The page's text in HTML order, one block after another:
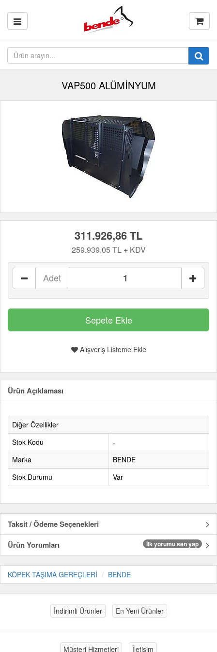
VAP500 ALÜMİNYUM
311.926,86 TL
259.939,05 TL + KDV
Adet
Alışveriş Listeme Ekle
Ürün Açıklaması
Diğer Özellikler
Stok Kodu
-
Marka
BENDE
Stok Durumu
Var
Taksit / Ödeme Seçenekleri
Ürün Yorumları
İlk yorumu sen yap
KÖPEK TAŞIMA GEREÇLERİ BENDE
İndirimli Ürünler En Yeni Ürünler
Müşteri Hizmetleri İletişim